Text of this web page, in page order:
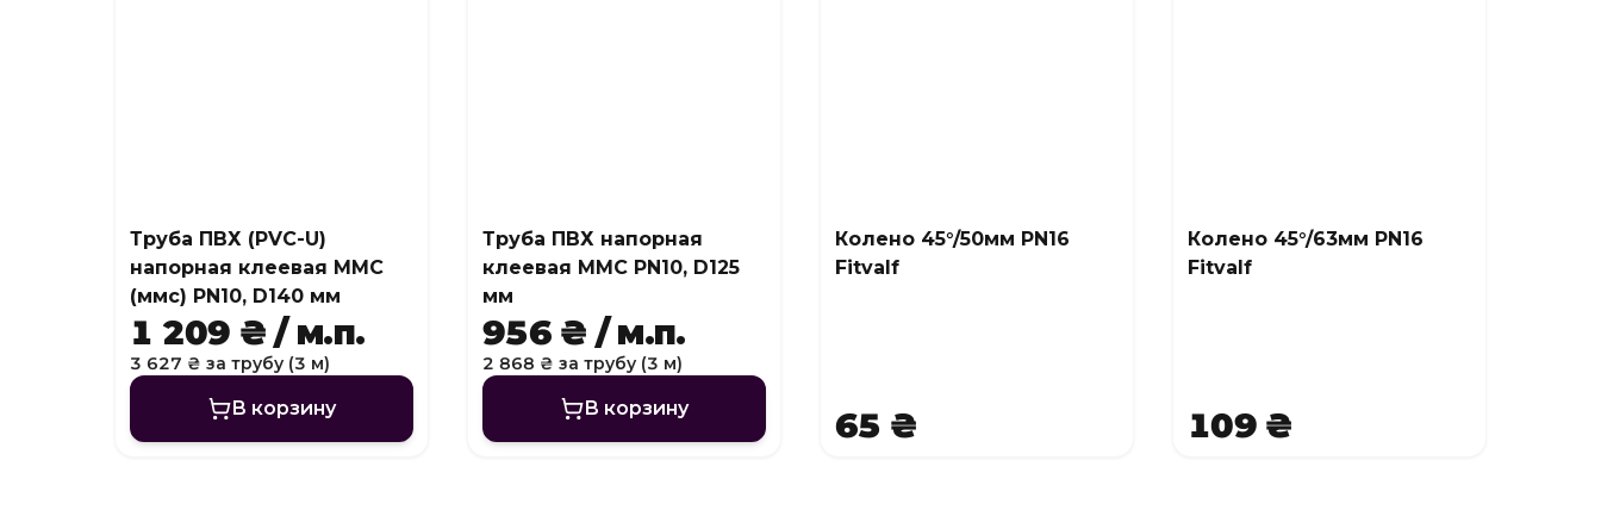
Труба ПВХ (PVC-U)
напорная клеевая MMC
(ммс) PN10, D140 мм
1 209 ₴ / м.п.
3 627 ₴ за трубу (3 м)
В корзину
Труба ПВХ напорная
клеевая MMC PN10, D125
мм
956 ₴ / м.п.
2 868 ₴ за трубу (3 м)
В корзину
Колено 45°/50мм PN16
Fitvalf
65 ₴
Колено 45°/63мм PN16
Fitvalf
109 ₴